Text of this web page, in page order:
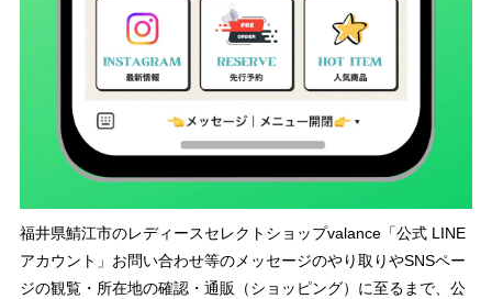
福井県鯖江市のレディースセレクトショップvalance「公式 LINE
アカウント」お問い合わせ等のメッセージのやり取りやSNSペー
ジの観覧・所在地の確認・通販（ショッピング）に至るまで、公